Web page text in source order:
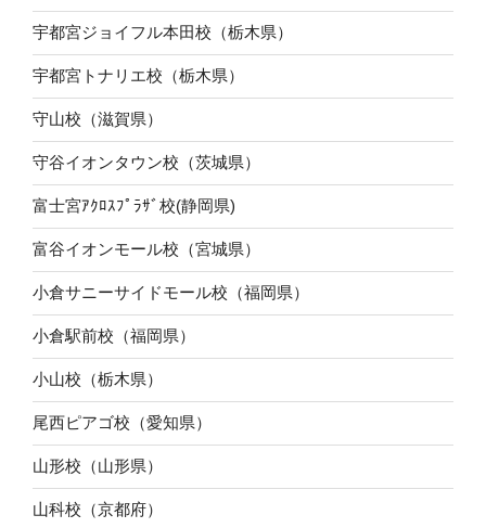
宇都宮ジョイフル本田校（栃木県）
宇都宮トナリエ校（栃木県）
守山校（滋賀県）
守谷イオンタウン校（茨城県）
富士宮ｱｸﾛｽﾌﾟﾗｻﾞ校(静岡県)
富谷イオンモール校（宮城県）
小倉サニーサイドモール校（福岡県）
小倉駅前校（福岡県）
小山校（栃木県）
尾西ピアゴ校（愛知県）
山形校（山形県）
山科校（京都府）